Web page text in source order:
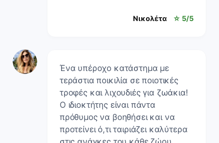
Νικολέτα ☆ 5/5
Ένα υπέροχο κατάστημα με
τεράστια ποικιλία σε ποιοτικές
τροφές και λιχουδιές για ζωάκια!
Ο ιδιοκτήτης είναι πάντα
πρόθυμος να βοηθήσει και να
προτείνει ό,τι ταιριάζει καλύτερα